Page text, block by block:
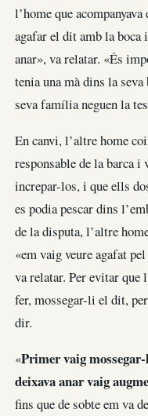
l’home que
agafar el dit amb la boca
anar», va relatar. «És
tenia una mà dins la
seva família neguen la
En canvi, l’altre home
responsable de la barca
increpar-los, i que ells
es podia pescar dins
de la disputa, l’altre
«em vaig veure agafat
va relatar. Per evitar que
fer, mossegar-li el dit,
dir.
«Primer vaig
deixava anar vaig
fins que de sobte em va